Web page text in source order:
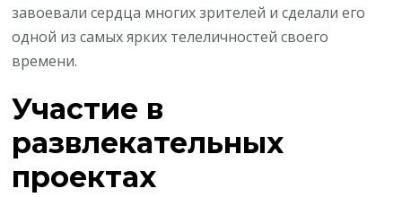
завоевали сердца многих зрителей и сделали его
одной из самых ярких телеличностей своего
времени.
Участие в
развлекательных
проектах